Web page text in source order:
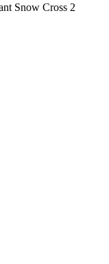
Snow Cross 2